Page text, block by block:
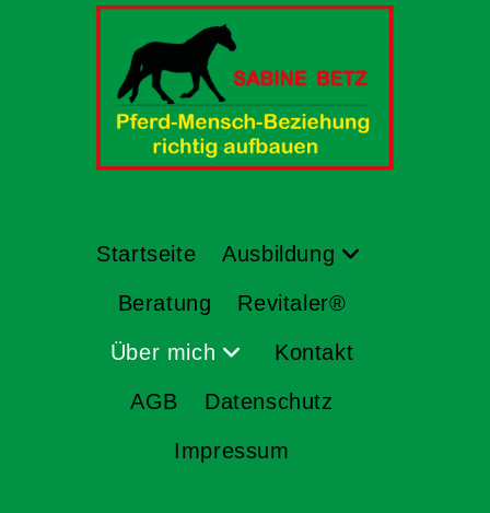
Startseite Ausbildung
Beratung Revitaler®
Über mich Kontakt
AGB Datenschutz
Impressum